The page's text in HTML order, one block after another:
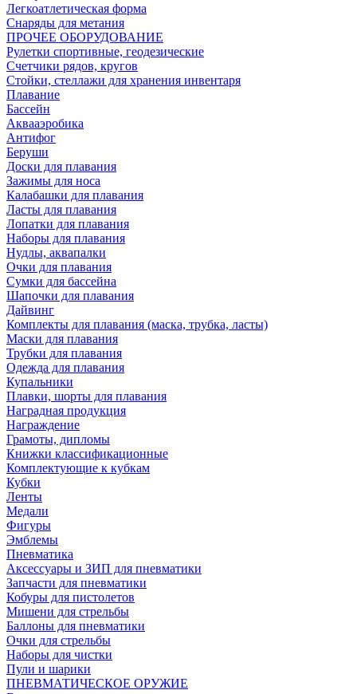
Легкоатлетическая форма
Снаряды для метания
ПРОЧЕЕ ОБОРУДОВАНИЕ
Рулетки спортивные, геодезические
Счетчики рядов, кругов
Стойки, стеллажи для хранения инвентаря
Плавание
Бассейн
Аквааэробика
Антифог
Беруши
Доски для плавания
Зажимы для носа
Калабашки для плавания
Ласты для плавания
Лопатки для плавания
Наборы для плавания
Нудлы, аквапалки
Очки для плавания
Сумки для бассейна
Шапочки для плавания
Дайвинг
Комплекты для плавания (маска, трубка, ласты)
Маски для плавания
Трубки для плавания
Одежда для плавания
Купальники
Плавки, шорты для плавания
Наградная продукция
Награждение
Грамоты, дипломы
Книжки классификационные
Комплектующие к кубкам
Кубки
Ленты
Медали
Фигуры
Эмблемы
Пневматика
Аксессуары и ЗИП для пневматики
Запчасти для пневматики
Кобуры для пистолетов
Мишени для стрельбы
Баллоны для пневматики
Очки для стрельбы
Наборы для чистки
Пули и шарики
ПНЕВМАТИЧЕСКОЕ ОРУЖИЕ